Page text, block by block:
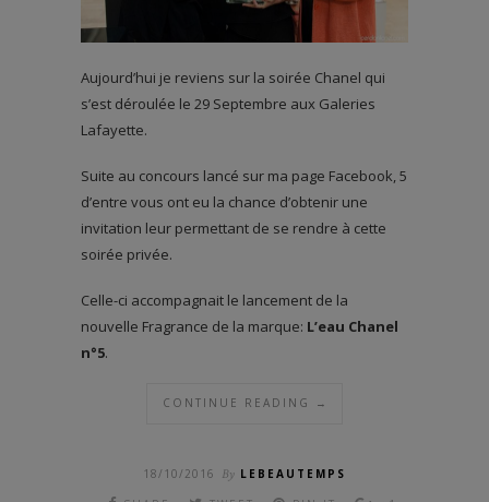
Aujourd’hui je reviens sur la soirée Chanel qui
s’est déroulée le 29 Septembre aux Galeries
Lafayette.
Suite au concours lancé sur ma page Facebook, 5
d’entre vous ont eu la chance d’obtenir une
invitation leur permettant de se rendre à cette
soirée privée.
Celle-ci accompagnait le lancement de la
nouvelle Fragrance de la marque: L’eau Chanel
n°5.
CONTINUE READING →
18/10/2016 By LEBEAUTEMPS